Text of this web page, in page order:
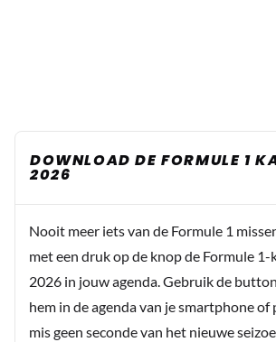
DOWNLOAD DE FORMULE 1
2026
Nooit meer iets van de Formule 1
met een druk op de knop de Formule 1-
2026 in jouw agenda. Gebruik de
hem in de agenda van je smartphone of
mis geen seconde van het nieuwe